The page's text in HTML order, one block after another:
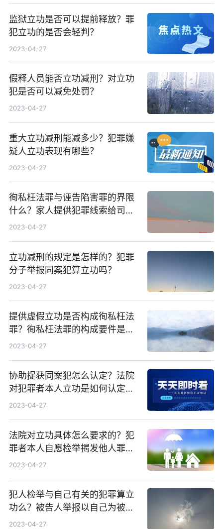
监狱立功是否可以提前释放？罪
犯立功的是否会轻判？
2023-04-27
假释人员能否立功减刑？对立功
犯是否可以减免处罚？
2023-04-27
重大立功减刑能减多少？犯罪嫌
疑人立功表现有哪些？
2023-04-27
徇私枉法罪与诬告陷害罪的界限
什么？家人提供犯罪线索给司法
机关算犯罪嫌疑人立功吗？
2023-04-27
立功减刑的规定是怎样的？犯罪
分子举报同案犯算立功吗？
2023-04-27
提供虚假立功是否构成徇私枉法
罪？徇私枉法罪的构成要件是什
么？
2023-04-27
协助捉获同案犯怎么认定？法院
对犯罪者本人立功是如何认定
的？
2023-04-27
法院对立功具体怎么要求的？犯
罪者本人自愿检举揭发他人罪行
会怎样？
2023-04-27
犯人检举与自己有关的犯罪算立
功么？被告人举报以自己为被害
人的犯罪行为能否认定立功？
2023-04-27